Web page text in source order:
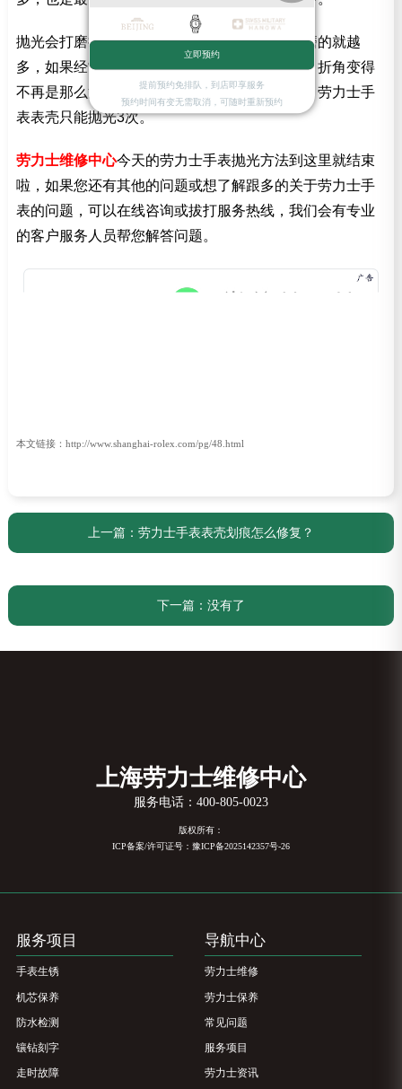
抛光会打磨掉手表上的一层材料，划痕越深打磨的就越
多，如果经常打磨会使表壳变薄，也会使棱角、折角变得
不再是那么清晰，从而影响劳力士手表的美观，劳力士手
表表壳只能抛光3次。
劳力士维修中心今天的劳力士手表抛光方法到这里就结束
啦，如果您还有其他的问题或想了解跟多的关于劳力士手
表的问题，可以在线咨询或拔打服务热线，我们会有专业
的客户服务人员帮您解答问题。
本文链接：http://www.shanghai-rolex.com/pg/48.html
上一篇： 劳力士手表表壳划痕怎么修复？
下一篇：没有了
上海劳力士维修中心
服务电话： 400-805-0023
版权所有：
ICP备案/许可证号：豫ICP备2025142357号-26
服务项目
手表生锈
机芯保养
防水检测
镶钻刻字
走时故障
导航中心
劳力士维修
劳力士保养
常见问题
服务项目
劳力士资讯
立即预约
提前预约免排队，到店即享服务
预约时间有变无需取消，可随时重新预约